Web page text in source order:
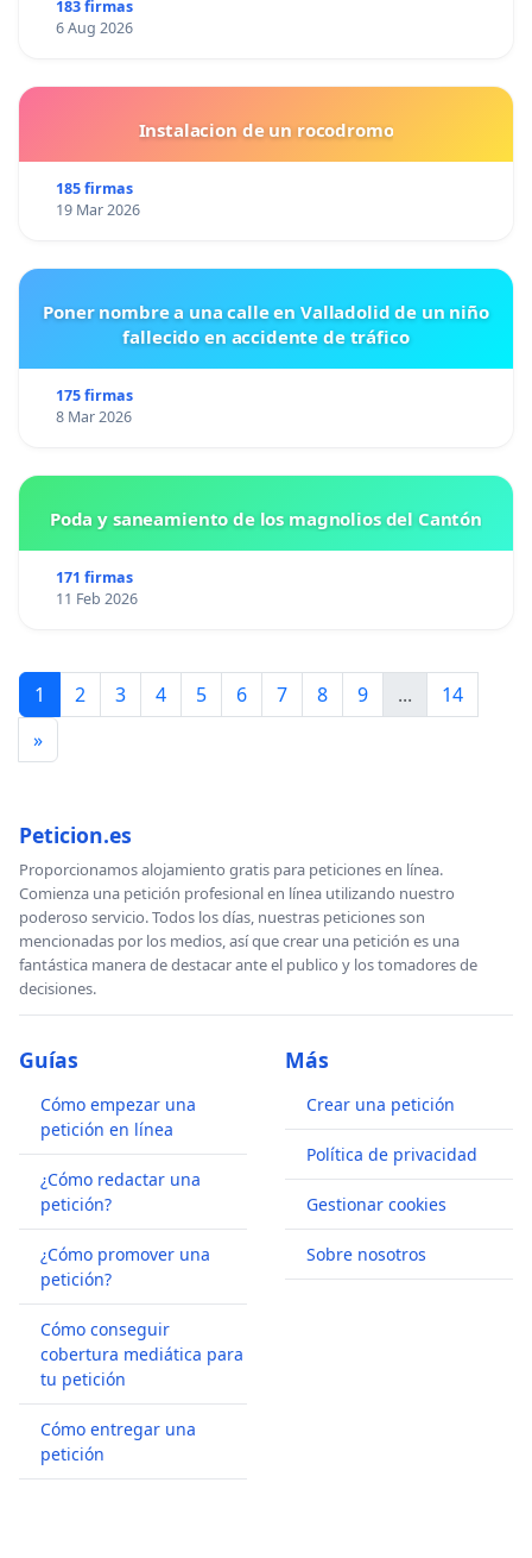
183 firmas
6 Aug 2026
Instalacion de un rocodromo
185 firmas
19 Mar 2026
Poner nombre a una calle en Valladolid de un niño
fallecido en accidente de tráfico
175 firmas
8 Mar 2026
Poda y saneamiento de los magnolios del Cantón
171 firmas
11 Feb 2026
1 2 3 4 5 6 7 8 9 ...
14
»
Peticion.es
Proporcionamos alojamiento gratis para peticiones en línea.
Comienza una petición profesional en línea utilizando nuestro
poderoso servicio. Todos los días, nuestras peticiones son
mencionadas por los medios, así que crear una petición es una
fantástica manera de destacar ante el publico y los tomadores de
decisiones.
Guías
Cómo empezar una
petición en línea
¿Cómo redactar una
petición?
¿Cómo promover una
petición?
Cómo conseguir
cobertura mediática para
tu petición
Cómo entregar una
petición
Más
Crear una petición
Política de privacidad
Gestionar cookies
Sobre nosotros